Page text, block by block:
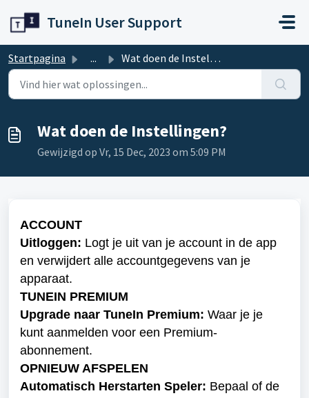
TuneIn User Support
Startpagina ... Wat doen de Instellingen?
Wat doen de Instellingen?
Gewijzigd op Vr, 15 Dec, 2023 om 5:09 PM
ACCOUNT
Uitloggen: Logt je uit van je account in de app
en verwijdert alle accountgegevens van je
apparaat.
TUNEIN PREMIUM
Upgrade naar TuneIn Premium: Waar je je
kunt aanmelden voor een Premium-
abonnement.
OPNIEUW AFSPELEN
Automatisch Herstarten Speler: Bepaal of de